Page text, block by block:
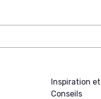
Inspiration et
Conseils